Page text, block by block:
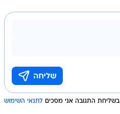
בשליחת התגובה אני מסכים לתנאי השימוש